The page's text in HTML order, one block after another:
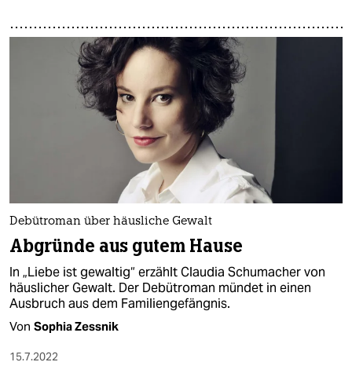
Debütroman über häusliche Gewalt
Abgründe aus gutem Hause
In „Liebe ist gewaltig“ erzählt Claudia Schumacher von
häuslicher Gewalt. Der Debütroman mündet in einen
Ausbruch aus dem Familiengefängnis.
Von Sophia Zessnik
15.7.2022